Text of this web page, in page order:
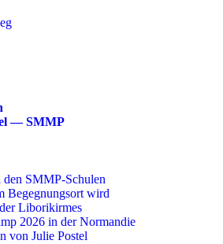
— SMMP
den SMMP-Schulen
Begegnungsort wird
Liborikirmes
2026 in der Normandie
von Julie Postel